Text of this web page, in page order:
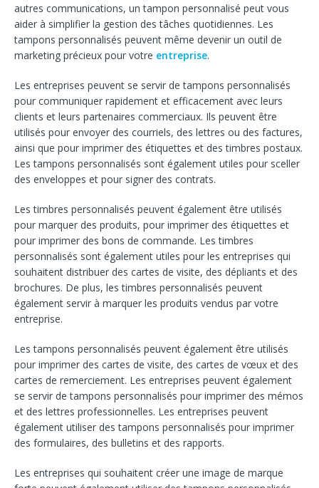
autres communications, un tampon personnalisé peut vous
aider à simplifier la gestion des tâches quotidiennes. Les
tampons personnalisés peuvent même devenir un outil de
marketing précieux pour votre entreprise.
Les entreprises peuvent se servir de tampons personnalisés
pour communiquer rapidement et efficacement avec leurs
clients et leurs partenaires commerciaux. Ils peuvent être
utilisés pour envoyer des courriels, des lettres ou des factures,
ainsi que pour imprimer des étiquettes et des timbres postaux.
Les tampons personnalisés sont également utiles pour sceller
des enveloppes et pour signer des contrats.
Les timbres personnalisés peuvent également être utilisés
pour marquer des produits, pour imprimer des étiquettes et
pour imprimer des bons de commande. Les timbres
personnalisés sont également utiles pour les entreprises qui
souhaitent distribuer des cartes de visite, des dépliants et des
brochures. De plus, les timbres personnalisés peuvent
également servir à marquer les produits vendus par votre
entreprise.
Les tampons personnalisés peuvent également être utilisés
pour imprimer des cartes de visite, des cartes de vœux et des
cartes de remerciement. Les entreprises peuvent également
se servir de tampons personnalisés pour imprimer des mémos
et des lettres professionnelles. Les entreprises peuvent
également utiliser des tampons personnalisés pour imprimer
des formulaires, des bulletins et des rapports.
Les entreprises qui souhaitent créer une image de marque